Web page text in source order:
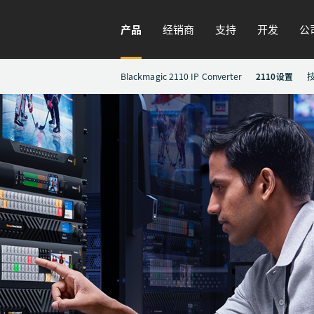
产品 经销商 支持 开发 公
Blackmagic 2110 IP Converter 2110设置